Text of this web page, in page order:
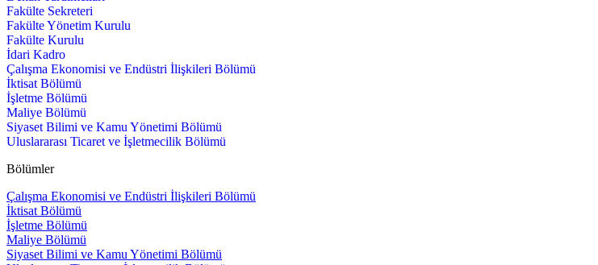
Fakülte Sekreteri
Fakülte Yönetim Kurulu
Fakülte Kurulu
İdari Kadro
Çalışma Ekonomisi ve Endüstri İlişkileri Bölümü
İktisat Bölümü
İşletme Bölümü
Maliye Bölümü
Siyaset Bilimi ve Kamu Yönetimi Bölümü
Uluslararası Ticaret ve İşletmecilik Bölümü
Bölümler
Çalışma Ekonomisi ve Endüstri İlişkileri Bölümü
İktisat Bölümü
İşletme Bölümü
Maliye Bölümü
Siyaset Bilimi ve Kamu Yönetimi Bölümü